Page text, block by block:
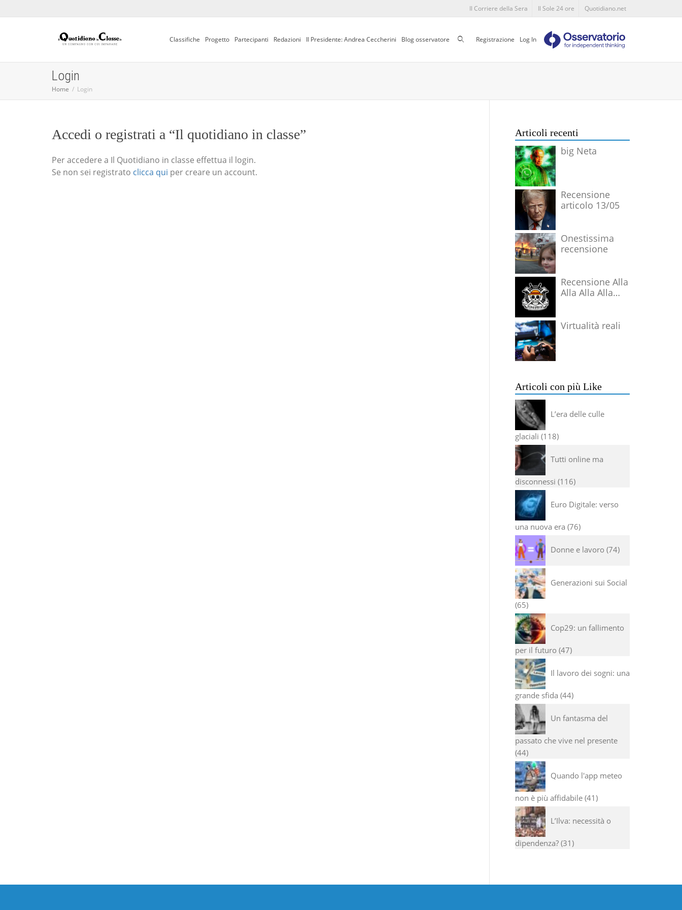
Il Corriere della Sera Il Sole 24 ore Quotidiano.net
Classifiche Progetto Partecipanti Redazioni Il Presidente: Andrea Ceccherini Blog osservatore CercaRegistrazione Log In
Login
Home Login
Accedi o registrati a “Il quotidiano in classe”
Per accedere a Il Quotidiano in classe effettua il login.
Se non sei registrato clicca qui per creare un account.
Articoli recenti
big Neta
Recensione
articolo 13/05
Onestissima
recensione
Recensione Alla
Alla Alla Alla
Virtualità reali
Articoli con più Like
L’era delle culle
glaciali 118
Tutti online ma
disconnessi 116
Euro Digitale: verso
una nuova era 76
Donne e lavoro 74
Generazioni sui Social
65
Cop29: un fallimento
per il futuro 47
Il lavoro dei sogni: una
grande sfida 44
Un fantasma del
passato che vive nel presente
44
Quando l'app meteo
non è più affidabile 41
L’Ilva: necessità o
dipendenza? 31